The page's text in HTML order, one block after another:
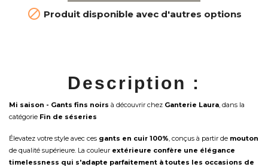
 Produit disponible avec d'autres options
Description :
Mi saison - Gants fins noirs à découvrir chez Ganterie Laura, dans la
catégorie Fin de séseries
Élevatez votre style avec ces gants en cuir 100%, conçus à partir de mouton
de qualité supérieure. La couleur extérieure confère une élégance
timelessness qui s'adapte parfaitement à toutes les occasions de